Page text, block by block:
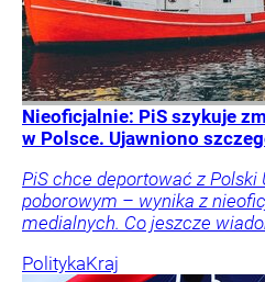
Nieoficjalnie: PiS szykuje
w Polsce. Ujawniono
PiS chce deportować z
poborowym – wynika z
medialnych. Co jeszcze
PolitykaKraj